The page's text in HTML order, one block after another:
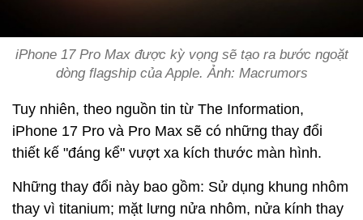
iPhone 17 Pro Max được kỳ vọng sẽ tạo ra bước ngoặt
dòng flagship của Apple. Ảnh: Macrumors
Tuy nhiên, theo nguồn tin từ The Information,
iPhone 17 Pro và Pro Max sẽ có những thay đổi
thiết kế "đáng kể" vượt xa kích thước màn hình.
Những thay đổi này bao gồm: Sử dụng khung nhôm
thay vì titanium; mặt lưng nửa nhôm, nửa kính thay